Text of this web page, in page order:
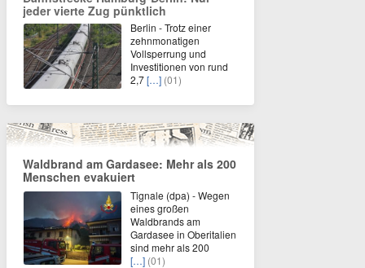
jeder vierte Zug pünktlich
Berlin - Trotz einer
zehnmonatigen
Vollsperrung und
Investitionen von rund
2,7[…] (01)
Waldbrand am Gardasee: Mehr als 200
Menschen evakuiert
Tignale (dpa) - Wegen
eines großen
Waldbrands am
Gardasee in Oberitalien
sind mehr als 200
[…] (01)